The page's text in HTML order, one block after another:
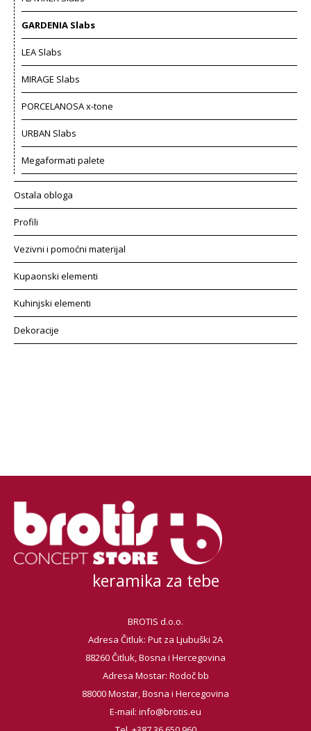
GARDENIA Slabs
LEA Slabs
MIRAGE Slabs
PORCELANOSA x-tone
URBAN Slabs
Megaformati palete
Ostala obloga
Profili
Vezivni i pomoćni materijal
Kupaonski elementi
Kuhinjski elementi
Dekoracije
keramika za tebe
BROTIS d.o.o.
Adresa Čitluk: Put za Ljubuški 2A
88260 Čitluk, Bosna i Hercegovina
Adresa Mostar: Rodoč bb
88000 Mostar, Bosna i Hercegovina
E-mail: info@brotis.eu